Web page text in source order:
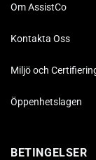
Om AssistCo
Kontakta Oss
Miljö och
Öppenhetslagen
BETINGELSER